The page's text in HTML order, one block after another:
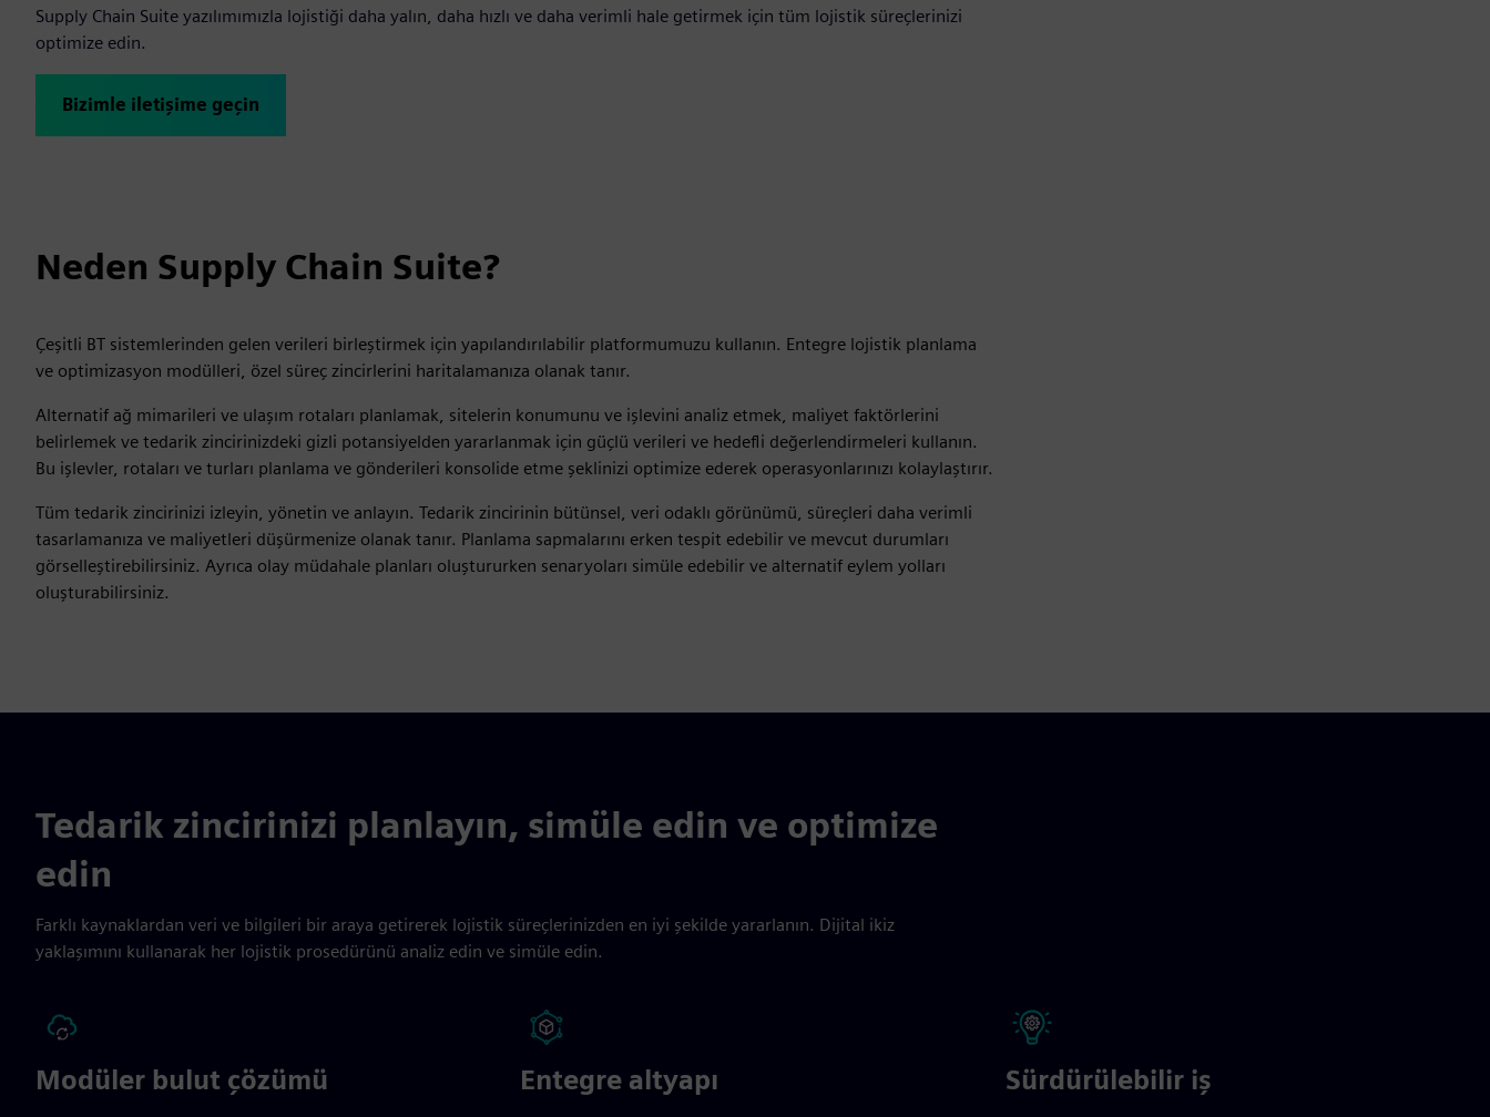
Supply Chain Suite yazılımımızla lojistiği daha yalın, daha hızlı ve daha verimli hale getirmek için tüm lojistik süreçlerinizi
optimize edin.
Bizimle iletişime geçin
Neden Supply Chain Suite?
Çeşitli BT sistemlerinden gelen verileri birleştirmek için yapılandırılabilir platformumuzu kullanın. Entegre lojistik planlama
ve optimizasyon modülleri, özel süreç zincirlerini haritalamanıza olanak tanır.
Alternatif ağ mimarileri ve ulaşım rotaları planlamak, sitelerin konumunu ve işlevini analiz etmek, maliyet faktörlerini
belirlemek ve tedarik zincirinizdeki gizli potansiyelden yararlanmak için güçlü verileri ve hedefli değerlendirmeleri kullanın.
Bu işlevler, rotaları ve turları planlama ve gönderileri konsolide etme şeklinizi optimize ederek operasyonlarınızı kolaylaştırır.
Tüm tedarik zincirinizi izleyin, yönetin ve anlayın. Tedarik zincirinin bütünsel, veri odaklı görünümü, süreçleri daha verimli
tasarlamanıza ve maliyetleri düşürmenize olanak tanır. Planlama sapmalarını erken tespit edebilir ve mevcut durumları
görselleştirebilirsiniz. Ayrıca olay müdahale planları oluştururken senaryoları simüle edebilir ve alternatif eylem yolları
oluşturabilirsiniz.
Tedarik zincirinizi planlayın, simüle edin ve optimize
edin
Farklı kaynaklardan veri ve bilgileri bir araya getirerek lojistik süreçlerinizden en iyi şekilde yararlanın. Dijital ikiz
yaklaşımını kullanarak her lojistik prosedürünü analiz edin ve simüle edin.
Modüler bulut çözümü Entegre altyapı Sürdürülebilir iş